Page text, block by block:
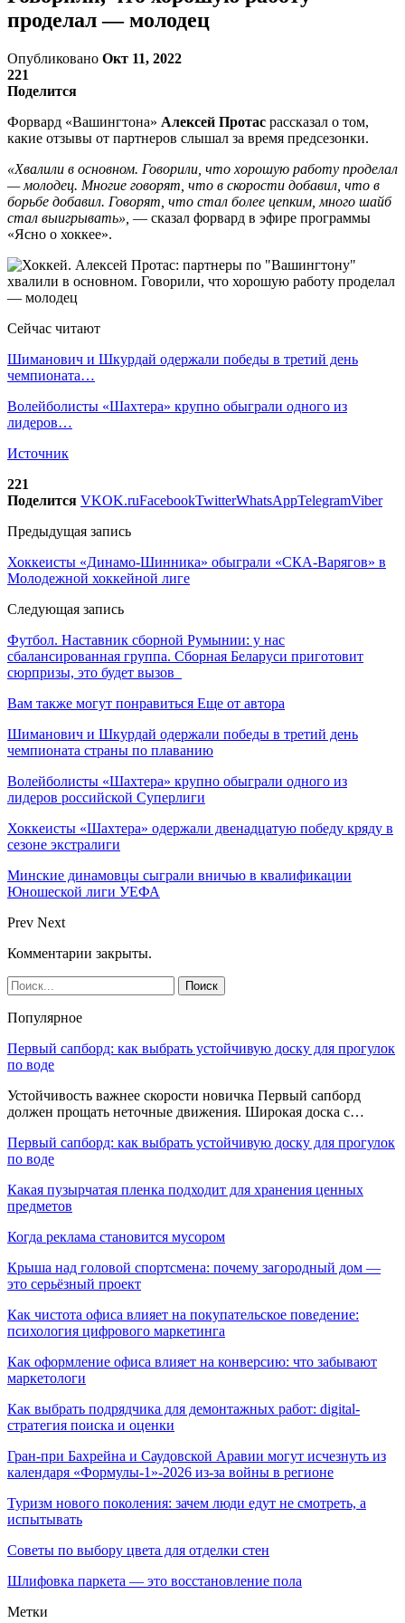
проделал — молодец
Опубликовано Окт 11, 2022
221
Поделится
Форвард «Вашингтона» Алексей Протас рассказал о том,
какие отзывы от партнеров слышал за время предсезонки.
«Хвалили в основном. Говорили, что хорошую работу проделал
— молодец. Многие говорят, что в скорости добавил, что в
борьбе добавил. Говорят, что стал более цепким, много шайб
стал выигрывать», — сказал форвард в эфире программы
«Ясно о хоккее».
Сейчас читают
Шиманович и Шкурдай одержали победы в третий день
чемпионата…
Волейболисты «Шахтера» крупно обыграли одного из
лидеров…
Источник
221
Поделится VKOK.ruFacebookTwitterWhatsAppTelegramViber
Предыдущая запись
Хоккеисты «Динамо-Шинника» обыграли «СКА-Варягов» в
Молодежной хоккейной лиге
Следующая запись
Футбол. Наставник сборной Румынии: у нас
сбалансированная группа. Сборная Беларуси приготовит
сюрпризы, это будет вызов
Вам также могут понравиться Еще от автора
Шиманович и Шкурдай одержали победы в третий день
чемпионата страны по плаванию
Волейболисты «Шахтера» крупно обыграли одного из
лидеров российской Суперлиги
Хоккеисты «Шахтера» одержали двенадцатую победу кряду в
сезоне экстралиги
Минские динамовцы сыграли вничью в квалификации
Юношеской лиги УЕФА
Prev Next
Комментарии закрыты.
Популярное
Первый сапборд: как выбрать устойчивую доску для прогулок
по воде
Устойчивость важнее скорости новичка Первый сапборд
должен прощать неточные движения. Широкая доска с…
Первый сапборд: как выбрать устойчивую доску для прогулок
по воде
Какая пузырчатая пленка подходит для хранения ценных
предметов
Когда реклама становится мусором
Крыша над головой спортсмена: почему загородный дом —
это серьёзный проект
Как чистота офиса влияет на покупательское поведение:
психология цифрового маркетинга
Как оформление офиса влияет на конверсию: что забывают
маркетологи
Как выбрать подрядчика для демонтажных работ: digital-
стратегия поиска и оценки
Гран-при Бахрейна и Саудовской Аравии могут исчезнуть из
календаря «Формулы-1»-2026 из-за войны в регионе
Туризм нового поколения: зачем люди едут не смотреть, а
испытывать
Советы по выбору цвета для отделки стен
Шлифовка паркета — это восстановление пола
Метки